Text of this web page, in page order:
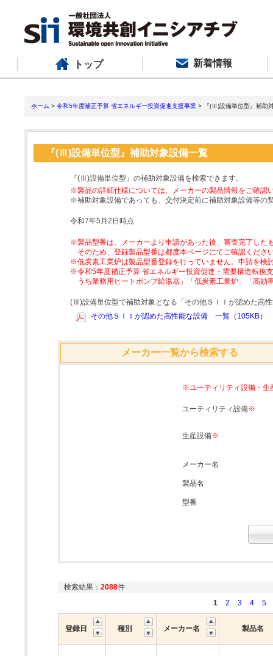
トップ 新着情報
ホーム > 令和5年度補正予算 省エネルギー投資促進支援事業 > 『(Ⅲ)設備単位型』補助
『(Ⅲ)設備単位型』補助対象設備一覧
『(Ⅲ)設備単位型』の補助対象設備を検索できます。
※製品の詳細仕様については、メーカーの製品情報をご確認
※補助対象設備であっても、交付決定前に補助対象設備等の
令和7年5月2日時点
※製品型番は、メーカーより申請があった後、審査完了した
そのため、登録製品型番は都度本ページにてご確認くださ
※低炭素工業炉は製品型番登録を行っていません。申請を検
※令和5年度補正予算 省エネルギー投資促進・需要構造転換
うち業務用ヒートポンプ給湯器」「低炭素工業炉」「高
(Ⅲ)設備単位型で補助対象となる「その他ＳＩＩが認めた高
その他ＳＩＩが認めた高性能な設備 一覧（105KB）
メーカー一覧から検索する
※ユーティリティ設備・生
ユーティリティ設備※
生産設備※
メーカー名
製品名
型番
検索結果： 2088件
1
2 3 4 5
登録日 種別 メーカー名 製品名